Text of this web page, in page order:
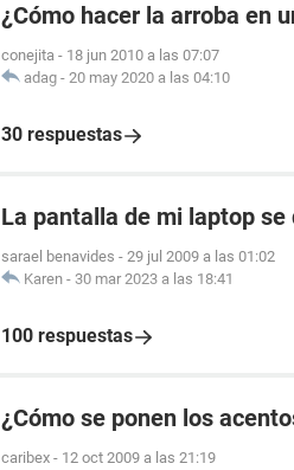
¿Cómo hacer la arroba en
conejita - 18 jun 2010 a las 07:07
adag - 20 may 2020 a las 04:10
30 respuestas
La pantalla de mi laptop se
sarael benavides - 29 jul 2009 a las 01:02
Karen - 30 mar 2023 a las 18:41
100 respuestas
¿Cómo se ponen los
caribex - 12 oct 2009 a las 21:19